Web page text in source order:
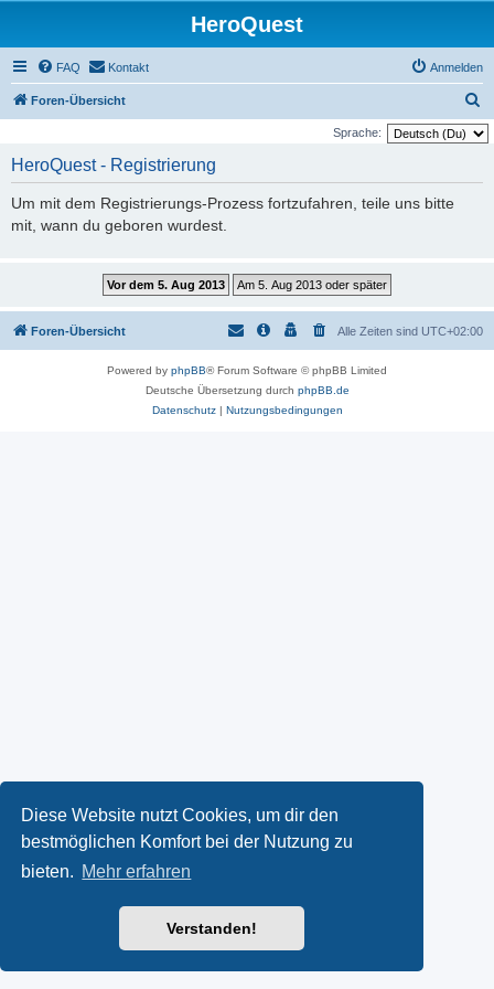
Diese Website nutzt Cookies, um dir den
bestmöglichen Komfort bei der Nutzung zu
bieten. Mehr erfahren
Verstanden!
HeroQuest
FAQ Kontakt Anmelden
Foren-Übersicht
u
Sprache:
HeroQuest - Registrierung
Um mit dem Registrierungs-Prozess fortzufahren, teile uns bitte
mit, wann du geboren wurdest.
Foren-Übersicht Alle Zeiten sind UTC+02:00
Powered by phpBB® Forum Software © phpBB Limited
Deutsche Übersetzung durch phpBB.de
Datenschutz| Nutzungsbedingungen